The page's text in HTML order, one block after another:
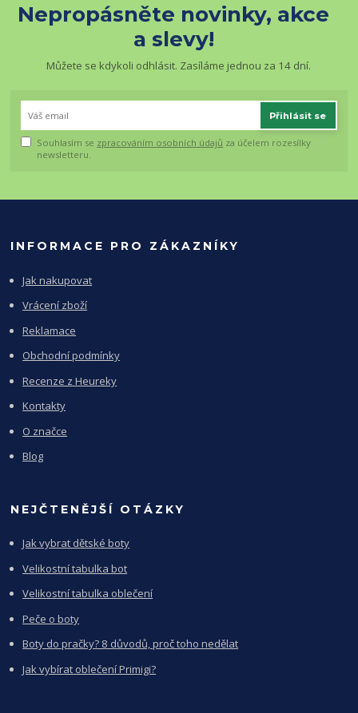
Nepropásněte novinky, akce
a slevy!
Můžete se kdykoli odhlásit. Zasíláme jednou za 14 dní.
Přihlásit se
Souhlasím se zpracováním osobních údajů za účelem rozesílky
newsletteru.
INFORMACE PRO ZÁKAZNÍKY
Jak nakupovat
Vrácení zboží
Reklamace
Obchodní podmínky
Recenze z Heureky
Kontakty
O značce
Blog
NEJČTENĚJŠÍ OTÁZKY
Jak vybrat dětské boty
Velikostní tabulka bot
Velikostní tabulka oblečení
Peče o boty
Boty do pračky? 8 důvodů, proč toho nedělat
Jak vybírat oblečení Primigi?